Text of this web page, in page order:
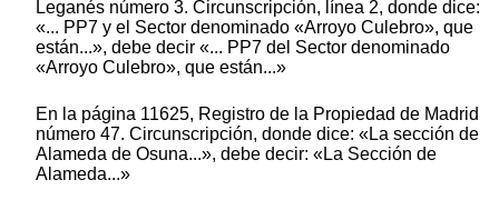
Leganés número 3. Circunscripción, línea 2, donde dice:
«... PP7 y el Sector denominado «Arroyo Culebro», que
están...», debe decir «... PP7 del Sector denominado
«Arroyo Culebro», que están...»
En la página 11625, Registro de la Propiedad de Madrid
número 47. Circunscripción, donde dice: «La sección de
Alameda de Osuna...», debe decir: «La Sección de
Alameda...»